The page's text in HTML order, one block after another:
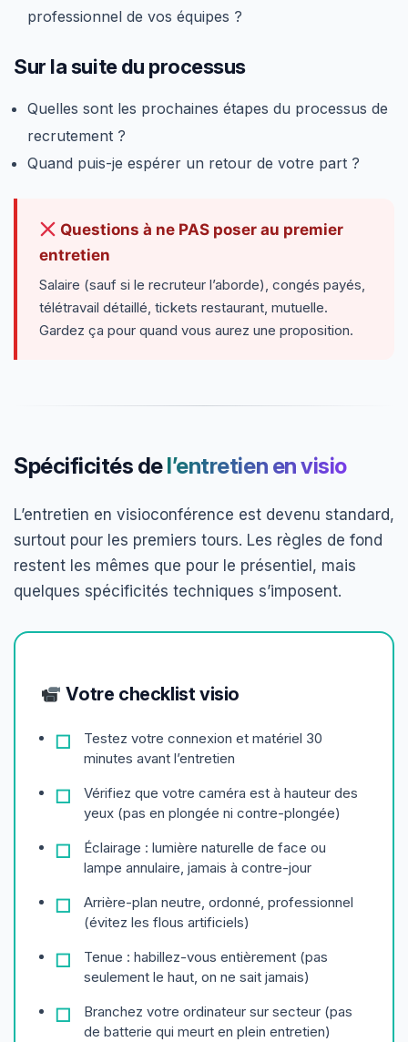
professionnel de vos équipes ?
Sur la suite du processus
Quelles sont les prochaines étapes du processus de
recrutement ?
Quand puis-je espérer un retour de votre part ?
Questions à ne PAS poser au premier
entretien
Salaire (sauf si le recruteur l’aborde), congés payés,
télétravail détaillé, tickets restaurant, mutuelle.
Gardez ça pour quand vous aurez une proposition.
Spécificités del’entretien en visio
L’entretien en visioconférence est devenu standard,
surtout pour les premiers tours. Les règles de fond
restent les mêmes que pour le présentiel, mais
quelques spécificités techniques s’imposent.
Votre checklist visio
Testez votre connexion et matériel 30
minutes avant l’entretien
Vérifiez que votre caméra est à hauteur des
yeux (pas en plongée ni contre-plongée)
Éclairage : lumière naturelle de face ou
lampe annulaire, jamais à contre-jour
Arrière-plan neutre, ordonné, professionnel
(évitez les flous artificiels)
Tenue : habillez-vous entièrement (pas
seulement le haut, on ne sait jamais)
Branchez votre ordinateur sur secteur (pas
de batterie qui meurt en plein entretien)